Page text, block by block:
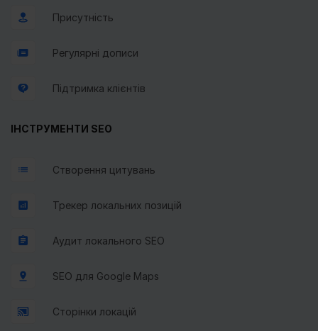
Присутність
Регулярні дописи
Підтримка клієнтів
ІНСТРУМЕНТИ SEO
Створення цитувань
Трекер локальних позицій
Аудит локального SEO
SEO для Google Maps
Сторінки локацій